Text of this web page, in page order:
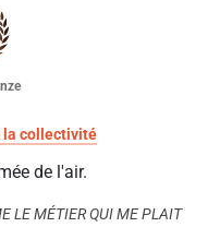
la collectivité
de l'air.
MÉTIER QUI ME PLAIT